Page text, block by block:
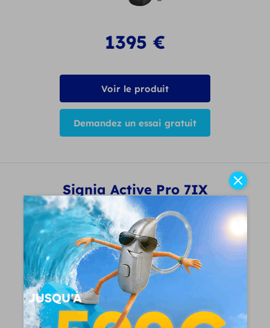
1395 €
Voir le produit
Demandez un essai gratuit
Signia Active Pro 7IX